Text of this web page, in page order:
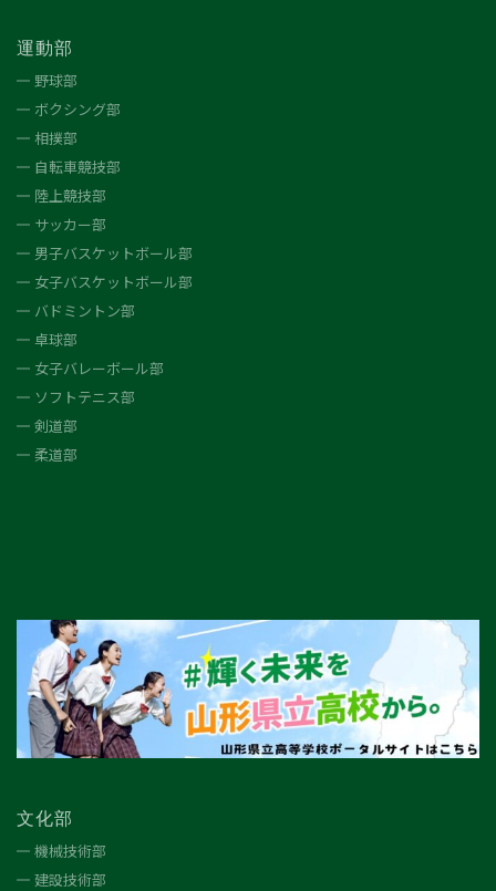
運動部
野球部
ボクシング部
相撲部
自転車競技部
陸上競技部
サッカー部
男子バスケットボール部
女子バスケットボール部
バドミントン部
卓球部
女子バレーボール部
ソフトテニス部
剣道部
柔道部
文化部
機械技術部
建設技術部